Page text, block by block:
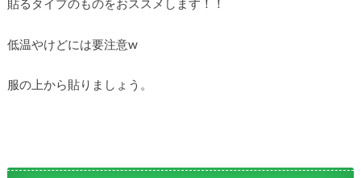
貼るタイプのものをおススメします！！
低温やけどには要注意w
服の上から貼りましょう。